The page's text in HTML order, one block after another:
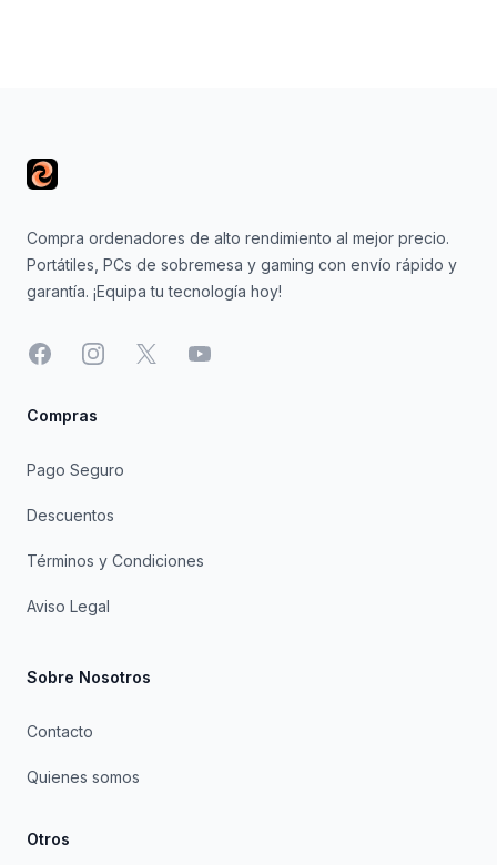
Compra ordenadores de alto rendimiento al mejor precio.
Portátiles, PCs de sobremesa y gaming con envío rápido y
garantía. ¡Equipa tu tecnología hoy!
FacebookInstagram
X YouTube
Compras
Pago Seguro
Descuentos
Términos y Condiciones
Aviso Legal
Sobre Nosotros
Contacto
Quienes somos
Otros